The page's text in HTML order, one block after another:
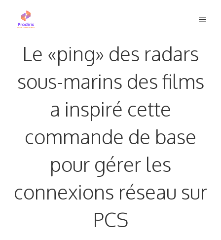
Le «ping» des radars
sous-marins des films
a inspiré cette
commande de base
pour gérer les
connexions réseau sur
PCS